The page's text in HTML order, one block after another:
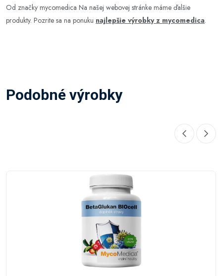
Od značky mycomedica Na našej webovej stránke máme ďalšie
produkty. Pozrite sa na ponuku najlepšie výrobky z mycomedica.
Podobné výrobky